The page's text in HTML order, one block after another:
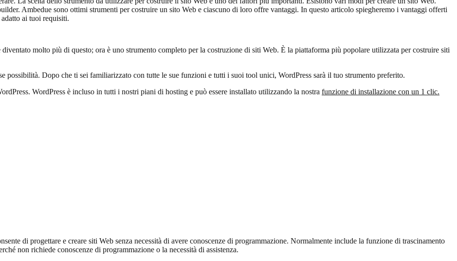
Ambedue sono ottimi strumenti per costruire un sito Web e ciascuno di loro offre vantaggi. In questo articolo spiegheremo i vantaggi offerti
ai tuoi requisiti.
molto più di questo; ora è uno strumento completo per la costruzione di siti Web. È la piattaforma più popolare utilizzata per costruire siti
possibilità. Dopo che ti sei familiarizzato con tutte le sue funzioni e tutti i suoi tool unici, WordPress sarà il tuo strumento preferito.
WordPress è incluso in tutti i nostri piani di hosting e può essere installato utilizzando la nostra funzione di installazione con un 1 clic.
di progettare e creare siti Web senza necessità di avere conoscenze di programmazione. Normalmente include la funzione di trascinamento
non richiede conoscenze di programmazione o la necessità di assistenza.